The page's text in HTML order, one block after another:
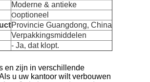
Moderne & antieke
Ooptioneel
Provincie Guangdong, China
Verpakkingsmiddelen
- Ja, dat klopt.
en zijn in verschillende
u uw kantoor wilt verbouwen